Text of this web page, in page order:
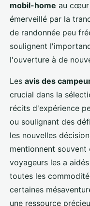
mobil-home au cœur
émerveillé par la
de randonnée peu
soulignent
l'ouverture à de
Les avis des
crucial dans la
récits d'expérience
ou soulignant des
les nouvelles
mentionnent
voyageurs les a
toutes les
certaines
une ressource